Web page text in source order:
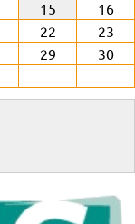
15
16
22
23
29
30